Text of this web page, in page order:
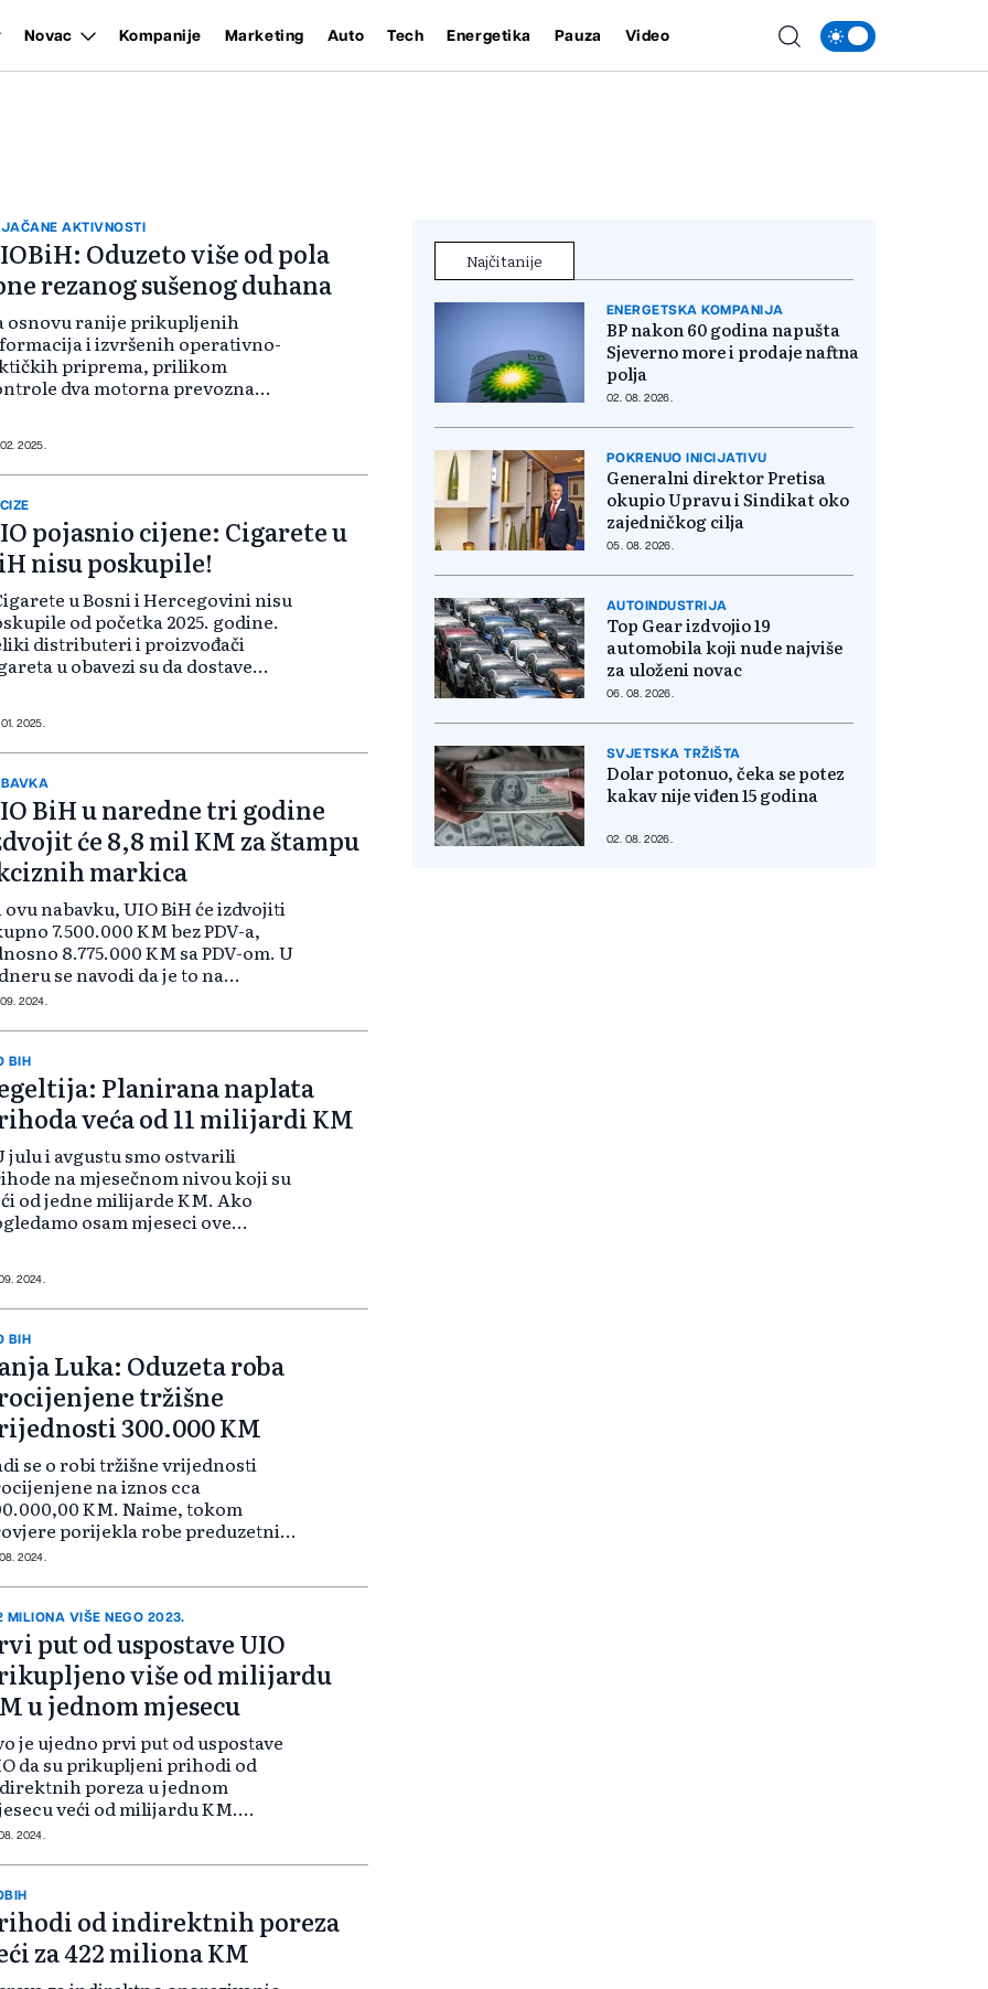
Novac Kompanije Marketing Auto Tech Energetika Pauza Video
AKTIVNOSTI
Oduzeto više od pola
rezanog sušenog duhana
osnovu ranije prikupljenih
i izvršenih operativno-
priprema, prilikom
dva motorna prevozna
Tom prilikom, po uputama
tu...
2025.
pojasnio cijene: Cigarete u
nisu poskupile!
u Bosni i Hercegovini nisu
od početka 2025. godine.
distributeri i proizvođači
u obavezi su da dostave
mjesec dana prije st...
2025.
BiH u naredne tri godine
će 8,8 mil KM za štampu
markica
ovu nabavku, UIO BiH će izdvojiti
7.500.000 KM bez PDV-a,
8.775.000 KM sa PDV-om. U
se navodi da je to na
nivou 2,5 mil KM bez PDV-
i isporuku akciznih
koje...
2024.
BIH
Planirana naplata
veća od 11 milijardi KM
julu i avgustu smo ostvarili
na mjesečnom nivou koji su
od jedne milijarde KM. Ako
osam mjeseci ove
periodu lani. Sa ovim danima
2024.
BIH
Luka: Oduzeta roba
tržišne
300.000 KM
se o robi tržišne vrijednosti
na iznos cca
KM. Naime, tokom
porijekla robe preduzetnik
kojeg je sporna roba pronađena
bi dokazao da je nad
robom prove...
2024.
MILIONA VIŠE NEGO 2023.
put od uspostave UIO
više od milijardu
u jednom mjesecu
je ujedno prvi put od uspostave
da su prikupljeni prihodi od
poreza u jednom
veći od milijardu KM.
od indirektnih poreza za
6 milijardi i 495 miliona KM i veći
2024.
od indirektnih poreza
za 422 miliona KM
Najčitanije
ENERGETSKA KOMPANIJA
BP nakon 60 godina napušta
Sjeverno more i prodaje naftna
polja
02. 08. 2026.
POKRENUO INICIJATIVU
Generalni direktor Pretisa
okupio Upravu i Sindikat oko
zajedničkog cilja
05. 08. 2026.
AUTOINDUSTRIJA
Top Gear izdvojio 19
automobila koji nude najviše
za uloženi novac
06. 08. 2026.
SVJETSKA TRŽIŠTA
Dolar potonuo, čeka se potez
kakav nije viđen 15 godina
02. 08. 2026.